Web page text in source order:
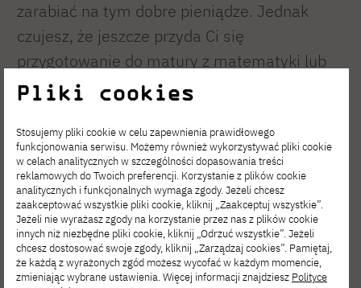
zarabiać na tym dobre pieniądze. Jednak
czujesz, że jeszcze przyda Ci się
przygotowanie do matury z matematyki lub
informatyki? A może chcesz dowiedzieć się,
warsztat artystyczny?
Kurs przygotowawczy na studia
artystyczne (SNM)
Pliki cookies
Stosujemy pliki cookie w celu zapewnienia prawidłowego
funkcjonowania serwisu. Możemy również wykorzystywać pliki cookie
w celach analitycznych w szczególności dopasowania treści
reklamowych do Twoich preferencji. Korzystanie z plików cookie
analitycznych i funkcjonalnych wymaga zgody. Jeżeli chcesz
zaakceptować wszystkie pliki cookie, kliknij „Zaakceptuj wszystkie”.
Jeżeli nie wyrażasz zgody na korzystanie przez nas z plików cookie
innych niż niezbędne pliki cookie, kliknij „Odrzuć wszystkie”. Jeżeli
chcesz dostosować swoje zgody, kliknij „Zarządzaj cookies”. Pamiętaj,
że każdą z wyrażonych zgód możesz wycofać w każdym momencie,
zmieniając wybrane ustawienia. Więcej informacji znajdziesz Polityce